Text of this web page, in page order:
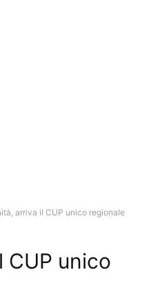
arriva il CUP unico regionale
CUP unico